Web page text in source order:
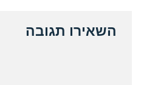
השאירו תגובה